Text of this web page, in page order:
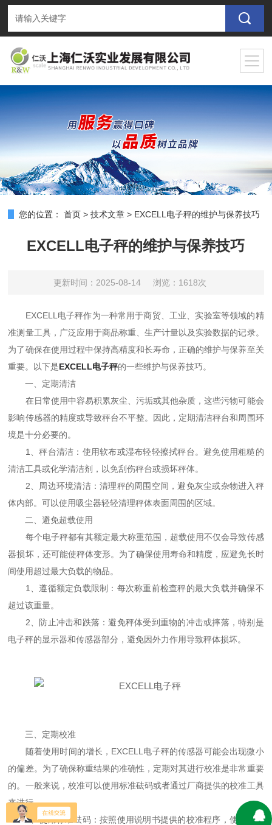
您的位置： 首页 >技术文章 > EXCELL电子秤的维护与保养技巧
EXCELL电子秤的维护与保养技巧
更新时间：2025-08-14 浏览：1618次
EXCELL电子秤作为一种常用于商贸、工业、实验室等领域的精
准测量工具，广泛应用于商品称重、生产计量以及实验数据的记录。
为了确保在使用过程中保持高精度和长寿命，正确的维护与保养至关
重要。以下是EXCELL电子秤的一些维护与保养技巧。
一、定期清洁
在日常使用中容易积累灰尘、污垢或其他杂质，这些污物可能会
影响传感器的精度或导致秤台不平整。因此，定期清洁秤台和周围环
境是十分必要的。
1、秤台清洁：使用软布或湿布轻轻擦拭秤台。避免使用粗糙的
清洁工具或化学清洁剂，以免刮伤秤台或损坏秤体。
2、周边环境清洁：清理秤的周围空间，避免灰尘或杂物进入秤
体内部。可以使用吸尘器轻轻清理秤体表面周围的区域。
二、避免超载使用
每个电子秤都有其额定最大称重范围，超载使用不仅会导致传感
器损坏，还可能使秤体变形。为了确保使用寿命和精度，应避免长时
间使用超过最大负载的物品。
1、遵循额定负载限制：每次称重前检查秤的最大负载并确保不
超过该重量。
2、防止冲击和跌落：避免秤体受到重物的冲击或摔落，特别是
电子秤的显示器和传感器部分，避免因外力作用导致秤体损坏。
三、定期校准
随着使用时间的增长，EXCELL电子秤的传感器可能会出现微小
的偏差。为了确保称重结果的准确性，定期对其进行校准是非常重要
的。一般来说，校准可以使用标准砝码或者通过厂商提供的校准工具
来进行。
1、使用标准砝码：按照使用说明书提供的校准程序，使用标准